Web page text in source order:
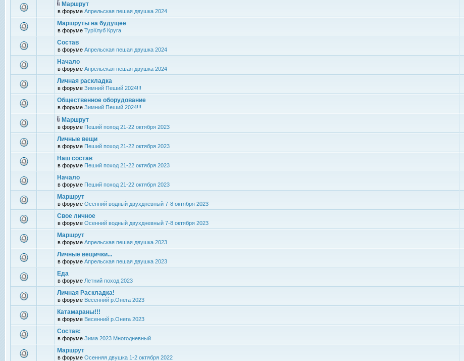
Маршрут
в форуме Апрельская пешая двушка 2024
Маршруты на будущее
в форуме ТурКлуб Круга
Состав
в форуме Апрельская пешая двушка 2024
Начало
в форуме Апрельская пешая двушка 2024
Личная раскладка
в форуме Зимний Пеший 2024!!!
Общественное оборудование
в форуме Зимний Пеший 2024!!!
Маршрут
в форуме Пеший поход 21-22 октября 2023
Личные вещи
в форуме Пеший поход 21-22 октября 2023
Наш состав
в форуме Пеший поход 21-22 октября 2023
Начало
в форуме Пеший поход 21-22 октября 2023
Маршрут
в форуме Осенний водный двухдневный 7-8 октября 2023
Свое личное
в форуме Осенний водный двухдневный 7-8 октября 2023
Маршрут
в форуме Апрельская пешая двушка 2023
Личные вещички...
в форуме Апрельская пешая двушка 2023
Еда
в форуме Летний поход 2023
Личная Раскладка!
в форуме Весенний р.Онега 2023
Катамараны!!!
в форуме Весенний р.Онега 2023
Состав:
в форуме Зима 2023 Многодневный
Маршрут
в форуме Осенняя двушка 1-2 октября 2022